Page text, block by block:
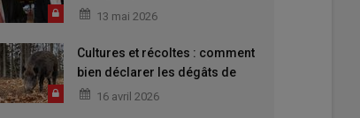
ans13 mai 2026
Cultures et récoltes : comment
bien déclarer les dégâts de
grand gibier ?
16 avril 2026